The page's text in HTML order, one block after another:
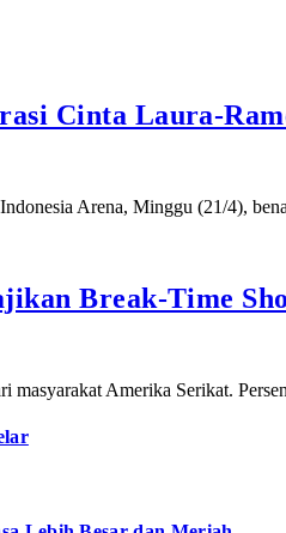
Cinta Laura-
Arena, Minggu (21/4),
Break-Time
masyarakat Amerika Serikat.